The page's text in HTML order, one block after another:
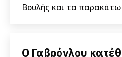
Βουλής και τα παρακάτω:
Ο Γαβρόγλου